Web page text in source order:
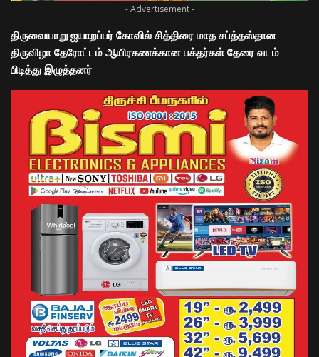
- Advertisement -
திருவையாறு ஐயாறப்பர் கோவில் சித்திரை மாத சப்த்தஸ்தான
திருவிழா தேரோட்டம் ஆயிரகணக்கான பக்தர்கள் தேரை வடம்
பிடித்து இழுத்தனர்